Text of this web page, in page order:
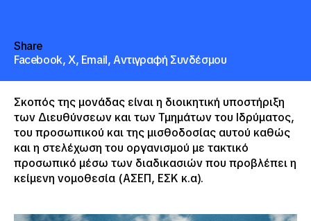
Share
Facebook,X, Email,Αντιγραφή Συνδέσμου
Σκοπός της μονάδας είναι η διοικητική υποστήριξη
των Διευθύνσεων και των Τμημάτων του Ιδρύματος,
του προσωπικού και της μισθοδοσίας αυτού καθώς
και η στελέχωση του οργανισμού με τακτικό
προσωπικό μέσω των διαδικασιών που προβλέπει η
κείμενη νομοθεσία (ΑΣΕΠ, ΕΣΚ κ.α).